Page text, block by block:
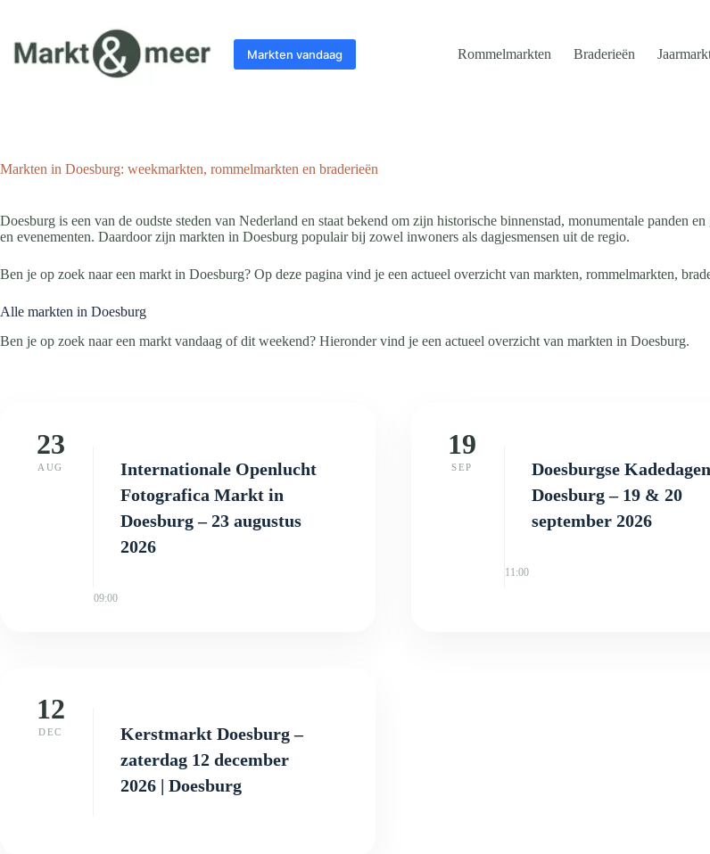
inhoud
Markten vandaag Rommelmarkten Braderieën
Markten in Doesburg: weekmarkten, rommelmarkten en braderieën
Doesburg is een van de oudste steden van Nederland en staat bekend om zijn historische binnenstad, monumentale panden
en evenementen. Daardoor zijn markten in Doesburg populair bij zowel inwoners als dagjesmensen uit de regio.
Ben je op zoek naar een markt in Doesburg? Op deze pagina vind je een actueel overzicht van markten, rommelmarkten,
Alle markten in Doesburg
Ben je op zoek naar een markt vandaag of dit weekend? Hieronder vind je een actueel overzicht van markten in Doesburg.
23
AUG
Internationale Openlucht
Fotografica Markt in
Doesburg – 23 augustus
2026
09:00
19
SEP
Doesburgse
Doesburg – 19 & 20
september 2026
11:00
12
DEC
Kerstmarkt Doesburg –
zaterdag 12 december
2026 | Doesburg